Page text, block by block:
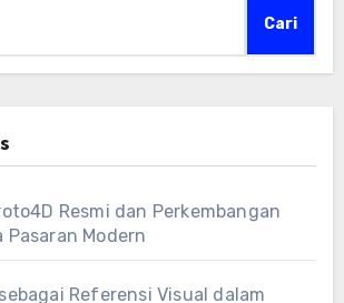
Cari
Resmi dan Perkembangan
Modern
Referensi Visual dalam